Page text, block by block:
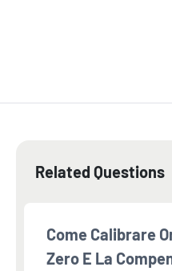
Related Questions
Come Calibrare
Zero E La